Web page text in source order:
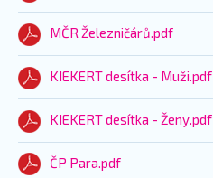
MČR Železničárů.pdf
KIEKERT desítka - Muži.pdf
KIEKERT desítka - Ženy.pdf
ČP Para.pdf